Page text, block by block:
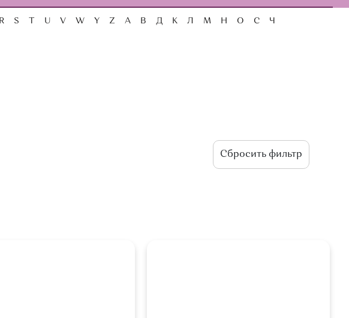
R S U V W Y Z А В Д К Л М Н О С Ч